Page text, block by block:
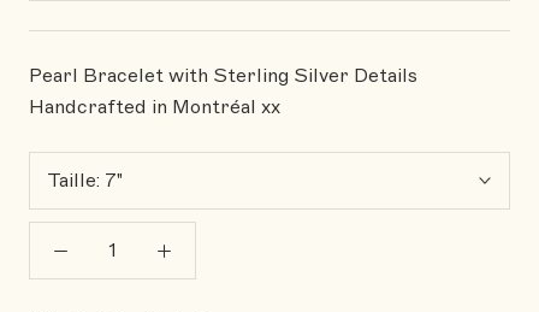
Pearl Bracelet with Sterling Silver Details
Handcrafted in Montréal xx
Taille: 7"